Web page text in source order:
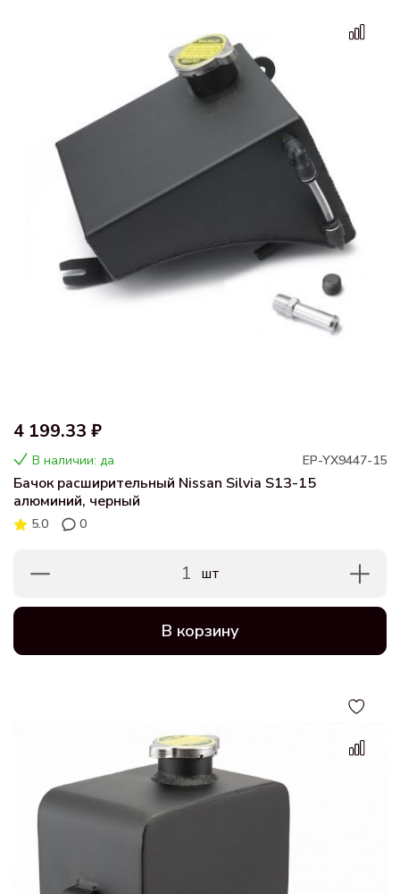
4 199.33 ₽
В наличии: да EP-YX9447-15
Бачок расширительный Nissan Silvia S13-15
алюминий, черный
5.0 0
1 шт
В корзину